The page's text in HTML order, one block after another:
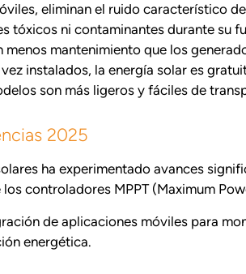
eliminan el ruido característico
tóxicos ni contaminantes durante su
menos mantenimiento que los
vez instalados, la energía solar es
son más ligeros y fáciles de
2025
ha experimentado avances
controladores MPPT (Maximum
de aplicaciones móviles para
energética.